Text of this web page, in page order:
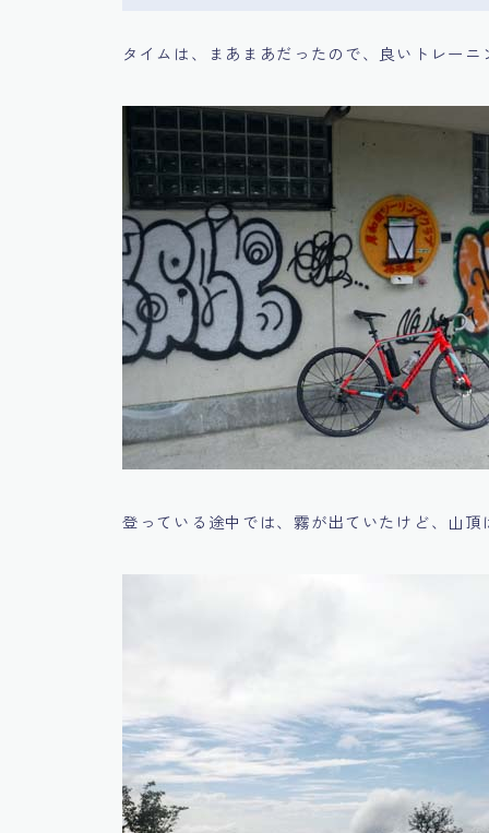
タイムは、まあまあだったので、良いトレーニ
登っている途中では、霧が出ていたけど、山頂